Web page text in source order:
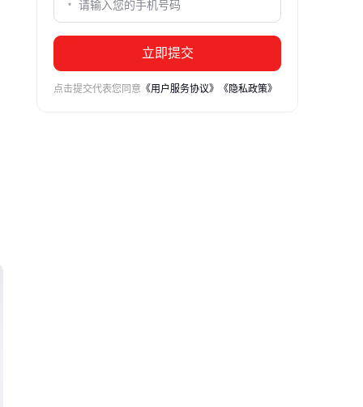
立即提交
点击提交代表您同意 《用户服务协议》 《隐私政策》